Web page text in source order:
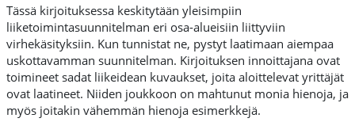
Tässä kirjoituksessa keskitytään yleisimpiin
liiketoimintasuunnitelman eri osa-alueisiin liittyviin
virhekäsityksiin. Kun tunnistat ne, pystyt laatimaan aiempaa
uskottavamman suunnitelman. Kirjoituksen innoittajana ovat
toimineet sadat liikeidean kuvaukset, joita aloittelevat yrittäjät
ovat laatineet. Niiden joukkoon on mahtunut monia hienoja, ja
myös joitakin vähemmän hienoja esimerkkejä.